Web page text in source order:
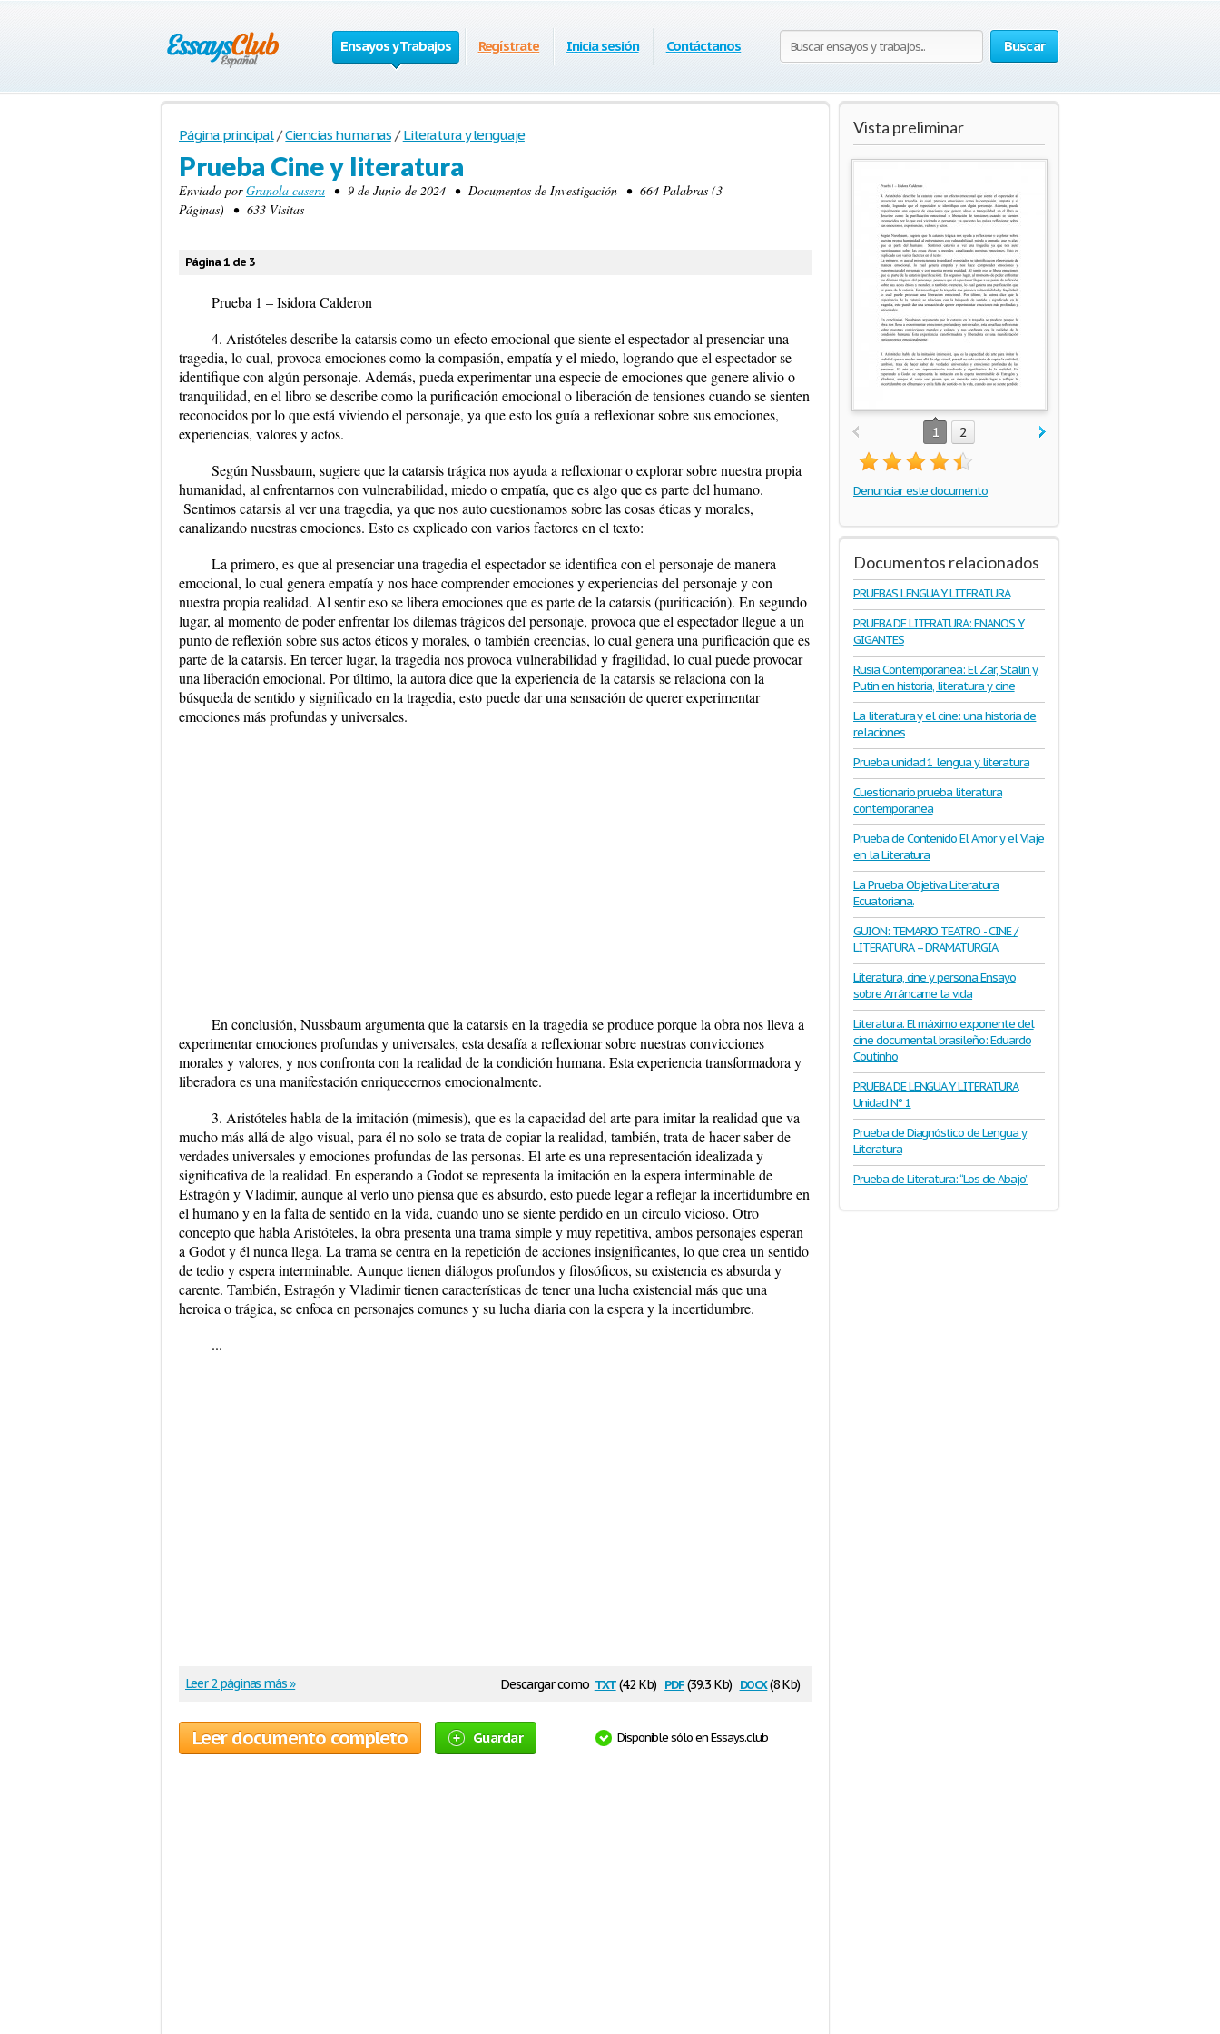
Buscar
Ensayos y Trabajos Regístrate Inicia sesión Contáctanos
Página principal / Ciencias humanas / Literatura y lenguaje
Prueba Cine y literatura
Enviado porGranola casera • 9 de Junio de 2024 • Documentos de Investigación • 664 Palabras (3
Páginas) • 633 Visitas
Página 1 de 3
Prueba 1 – Isidora Calderon
4. Aristóteles describe la catarsis como un efecto emocional que siente el espectador al presenciar una
tragedia, lo cual, provoca emociones como la compasión, empatía y el miedo, logrando que el espectador se
identifique con algún personaje. Además, pueda experimentar una especie de emociones que genere alivio o
tranquilidad, en el libro se describe como la purificación emocional o liberación de tensiones cuando se sienten
reconocidos por lo que está viviendo el personaje, ya que esto los guía a reflexionar sobre sus emociones,
experiencias, valores y actos.
Según Nussbaum, sugiere que la catarsis trágica nos ayuda a reflexionar o explorar sobre nuestra propia
humanidad, al enfrentarnos con vulnerabilidad, miedo o empatía, que es algo que es parte del humano.
Sentimos catarsis al ver una tragedia, ya que nos auto cuestionamos sobre las cosas éticas y morales,
canalizando nuestras emociones. Esto es explicado con varios factores en el texto:
La primero, es que al presenciar una tragedia el espectador se identifica con el personaje de manera
emocional, lo cual genera empatía y nos hace comprender emociones y experiencias del personaje y con
nuestra propia realidad. Al sentir eso se libera emociones que es parte de la catarsis (purificación). En segundo
lugar, al momento de poder enfrentar los dilemas trágicos del personaje, provoca que el espectador llegue a un
punto de reflexión sobre sus actos éticos y morales, o también creencias, lo cual genera una purificación que es
parte de la catarsis. En tercer lugar, la tragedia nos provoca vulnerabilidad y fragilidad, lo cual puede provocar
una liberación emocional. Por último, la autora dice que la experiencia de la catarsis se relaciona con la
búsqueda de sentido y significado en la tragedia, esto puede dar una sensación de querer experimentar
emociones más profundas y universales.
En conclusión, Nussbaum argumenta que la catarsis en la tragedia se produce porque la obra nos lleva a
experimentar emociones profundas y universales, esta desafía a reflexionar sobre nuestras convicciones
morales y valores, y nos confronta con la realidad de la condición humana. Esta experiencia transformadora y
liberadora es una manifestación enriquecernos emocionalmente.
3. Aristóteles habla de la imitación (mimesis), que es la capacidad del arte para imitar la realidad que va
mucho más allá de algo visual, para él no solo se trata de copiar la realidad, también, trata de hacer saber de
verdades universales y emociones profundas de las personas. El arte es una representación idealizada y
significativa de la realidad. En esperando a Godot se representa la imitación en la espera interminable de
Estragón y Vladimir, aunque al verlo uno piensa que es absurdo, esto puede legar a reflejar la incertidumbre en
el humano y en la falta de sentido en la vida, cuando uno se siente perdido en un circulo vicioso. Otro
concepto que habla Aristóteles, la obra presenta una trama simple y muy repetitiva, ambos personajes esperan
a Godot y él nunca llega. La trama se centra en la repetición de acciones insignificantes, lo que crea un sentido
de tedio y espera interminable. Aunque tienen diálogos profundos y filosóficos, su existencia es absurda y
carente. También, Estragón y Vladimir tienen características de tener una lucha existencial más que una
heroica o trágica, se enfoca en personajes comunes y su lucha diaria con la espera y la incertidumbre.
...
Descargar como txt(4.2 Kb) pdf(39.3 Kb) docx(8 Kb)
Leer 2 páginas más »
Leer documento completo Guardar Disponible sólo en Essays.club
Vista preliminar
1 2
Denunciar este documento
Documentos relacionados
PRUEBAS LENGUA Y LITERATURA
PRUEBA DE LITERATURA: ENANOS Y
GIGANTES
Rusia Contemporánea: El Zar, Stalin y
Putin en historia, literatura y cine
La literatura y el cine: una historia de
relaciones
Prueba unidad 1 lengua y literatura
Cuestionario prueba literatura
contemporanea
Prueba de Contenido El Amor y el Viaje
en la Literatura
La Prueba Objetiva Literatura
Ecuatoriana.
GUION: TEMARIO TEATRO - CINE /
LITERATURA – DRAMATURGIA
Literatura, cine y persona Ensayo
sobre Arráncame la vida
Literatura. El máximo exponente del
cine documental brasileño: Eduardo
Coutinho
PRUEBA DE LENGUA Y LITERATURA
Unidad Nº 1
Prueba de Diagnóstico de Lengua y
Literatura
Prueba de Literatura: “Los de Abajo”